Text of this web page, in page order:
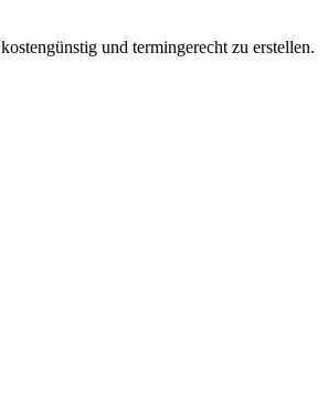
kostengünstig und termingerecht zu erstellen.